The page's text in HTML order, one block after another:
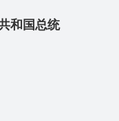
和国总统